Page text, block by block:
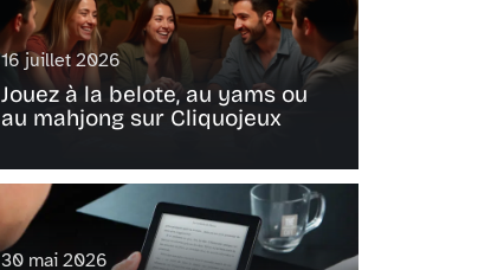
16 juillet 2026
Jouez à la belote, au yams ou
au mahjong sur Cliquojeux
30 mai 2026